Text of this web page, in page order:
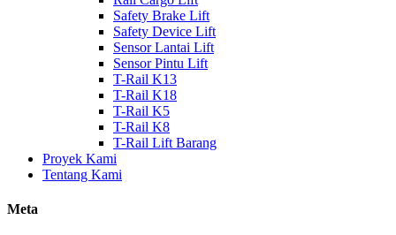
Safety Brake Lift
Safety Device Lift
Sensor Lantai Lift
Sensor Pintu Lift
T-Rail K13
T-Rail K18
T-Rail K5
T-Rail K8
T-Rail Lift Barang
Proyek Kami
Tentang Kami
Meta